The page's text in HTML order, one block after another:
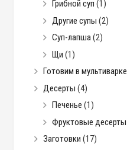
Грибной суп (1)
Другие супы (2)
Суп-лапша(2)
Щи (1)
Готовим в мультиварке
Десерты (4)
Печенье (1)
Фруктовые десерты
Заготовки (17)